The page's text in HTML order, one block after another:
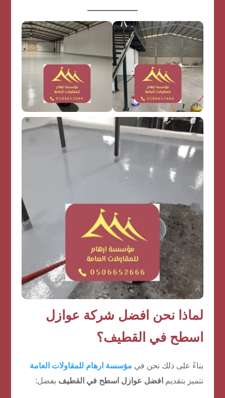
لماذا نحن افضل شركة عوازل
اسطح في القطيف؟
بناءً على ذلك نحن في مؤسسة ارهام للمقاولات العامة
نتميز بتقديم
افضل عوازل اسطح في القطيف بفضل: